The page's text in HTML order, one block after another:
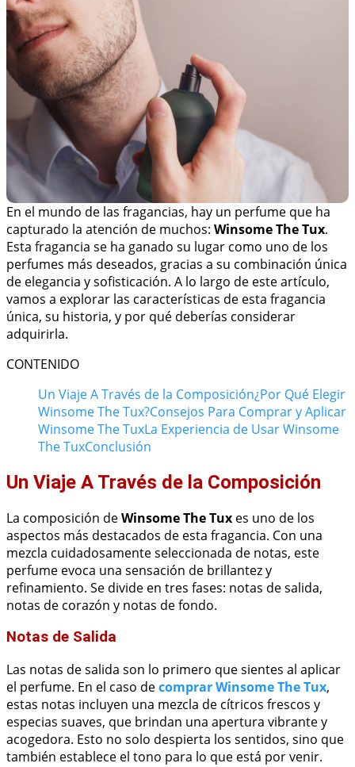
En el mundo de las fragancias, hay un perfume que ha
capturado la atención de muchos: Winsome The Tux.
Esta fragancia se ha ganado su lugar como uno de los
perfumes más deseados, gracias a su combinación única
de elegancia y sofisticación. A lo largo de este artículo,
vamos a explorar las características de esta fragancia
única, su historia, y por qué deberías considerar
adquirirla.
CONTENIDO
Un Viaje A Través de la Composición¿Por Qué Elegir
Winsome The Tux?Consejos Para Comprar y Aplicar
Winsome The TuxLa Experiencia de Usar Winsome
The TuxConclusión
Un Viaje A Través de la Composición
La composición deWinsome The Tux es uno de los
aspectos más destacados de esta fragancia. Con una
mezcla cuidadosamente seleccionada de notas, este
perfume evoca una sensación de brillantez y
refinamiento. Se divide en tres fases: notas de salida,
notas de corazón y notas de fondo.
Notas de Salida
Las notas de salida son lo primero que sientes al aplicar
el perfume. En el caso decomprar Winsome The Tux,
estas notas incluyen una mezcla de cítricos frescos y
especias suaves, que brindan una apertura vibrante y
acogedora. Esto no solo despierta los sentidos, sino que
también establece el tono para lo que está por venir.